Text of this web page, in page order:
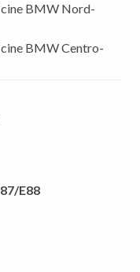
BMW Nord-
BMW Centro-
E88